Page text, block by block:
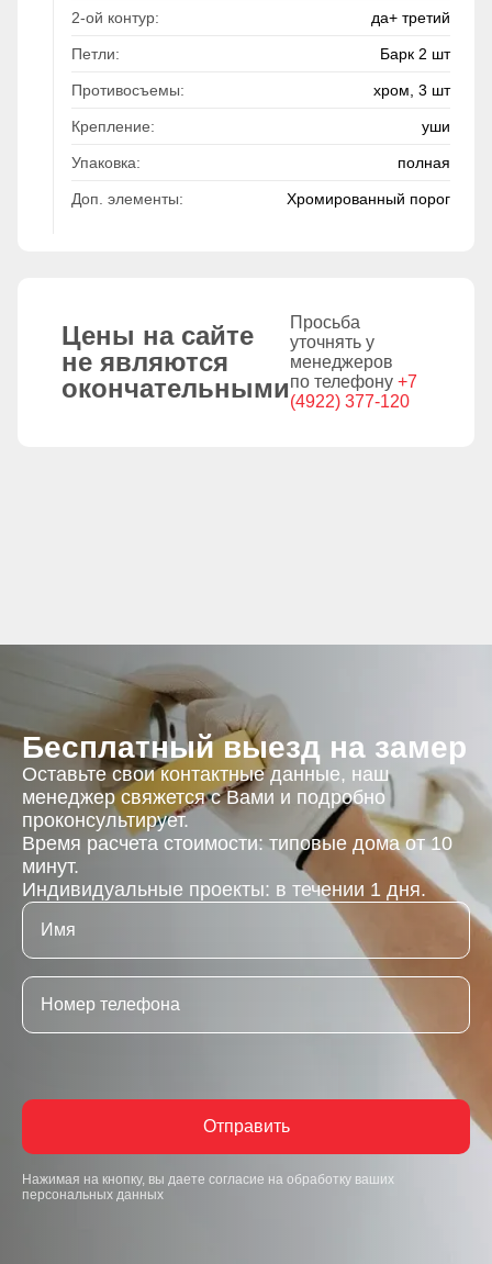
2-ой контур: да+ третий
Петли: Барк 2 шт
Противосъемы: хром, 3 шт
Крепление: уши
Упаковка: полная
Доп. элементы: Хромированный порог
Цены на сайте
не являются
окончательными
Просьба
уточнять у
менеджеров
по телефону +7
(4922) 377-120
Бесплатный выезд на замер
Оставьте свои контактные данные, наш
менеджер свяжется с Вами и подробно
проконсультирует.
Время расчета стоимости: типовые дома от 10
минут.
Индивидуальные проекты: в течении 1 дня.
Отправить
Нажимая на кнопку, вы даете согласие на обработку ваших
персональных данных